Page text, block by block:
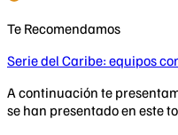
Te Recomendamos
Serie del Caribe: equipos
A continuación te
se han presentado en este